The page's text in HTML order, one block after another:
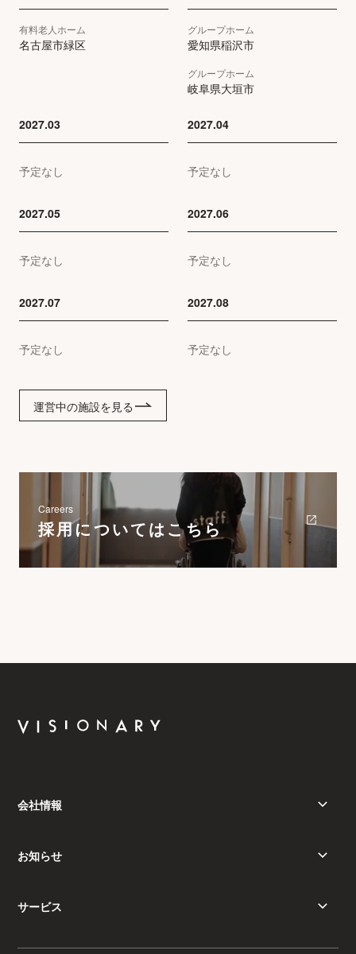
有料老人ホーム
名古屋市緑区
グループホーム
愛知県稲沢市
グループホーム
岐阜県大垣市
2027.03
予定なし
2027.04
予定なし
2027.05
予定なし
2027.06
予定なし
2027.07
予定なし
2027.08
予定なし
運営中の施設を見る
Careers
採用についてはこちら
会社情報
お知らせ
サービス